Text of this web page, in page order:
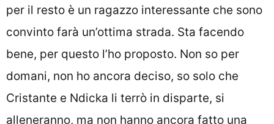
per il resto è un ragazzo interessante che sono
convinto farà un’ottima strada. Sta facendo
bene, per questo l’ho proposto. Non so per
domani, non ho ancora deciso, so solo che
Cristante e Ndicka li terrò in disparte, si
alleneranno, ma non hanno ancora fatto una